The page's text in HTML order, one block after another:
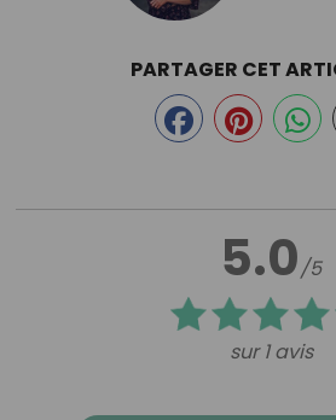
5.0/5
sur 1 avis
PARTAGER CET